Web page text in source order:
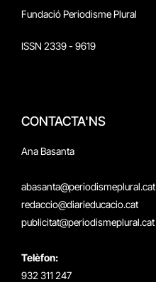
Fundació Periodisme Plural
ISSN 2339 - 9619
CONTACTA'NS
Ana Basanta
abasanta@periodismeplural.cat
redaccio@diarieducacio.cat
publicitat@periodismeplural.cat
Telèfon:
932 311 247